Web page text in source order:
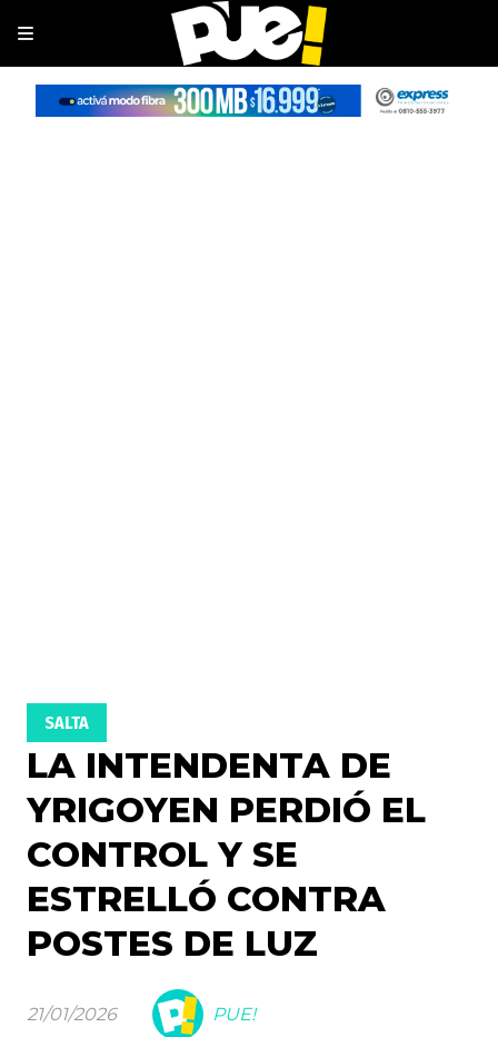
LA INTENDENTA DE
YRIGOYEN PERDIÓ EL
CONTROL Y SE
ESTRELLÓ CONTRA
POSTES DE LUZ
SALTA
21/01/2026 PUE!